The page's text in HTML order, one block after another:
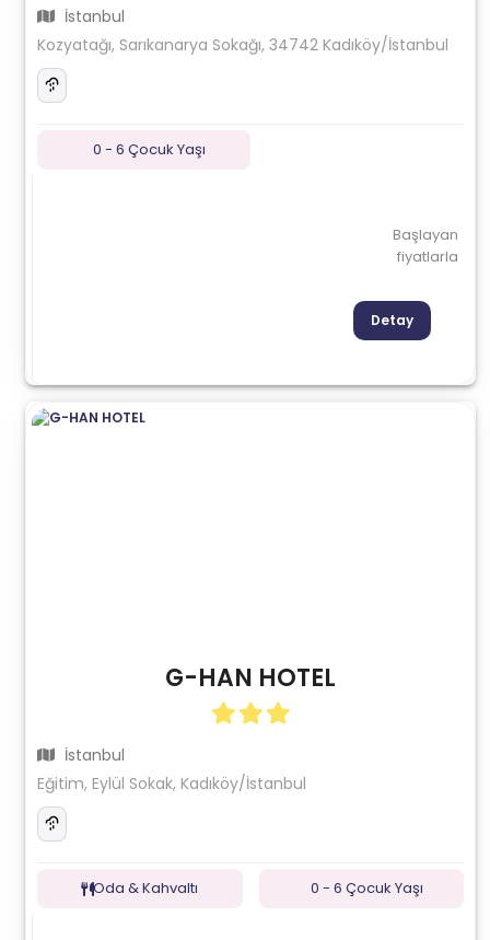
İstanbul
Kozyatağı, Sarıkanarya Sokağı, 34742 Kadıköy/İstanbul
0 - 6 Çocuk Yaşı
Başlayan
fiyatlarla
Detay
G-HAN HOTEL
İstanbul
Eğitim, Eylül Sokak, Kadıköy/İstanbul
Oda & Kahvaltı 0 - 6 Çocuk Yaşı